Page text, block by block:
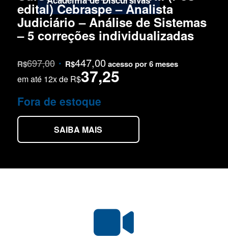
edital) Cebraspe – Analista
Judiciário – Análise de Sistemas
– 5 correções individualizadas
R$697,00 O
preço
original
era:
R$697,00.
R$447,00O
preço
acesso por 6 meses
em até 12x de R$37,25
Fora de estoque
SAIBA MAIS